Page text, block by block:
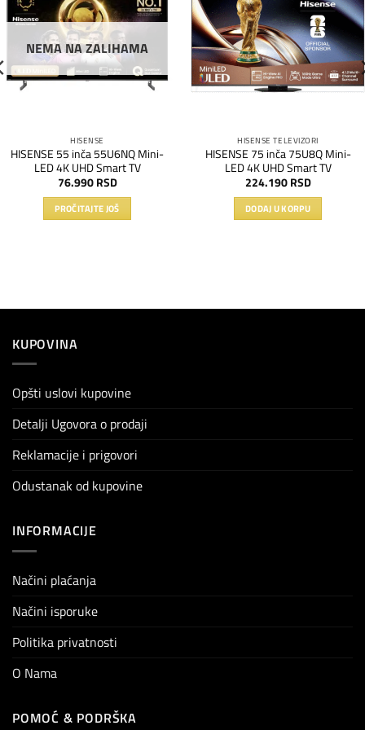
na
listu
NEMA NA ZALIHAMA
HISENSE
HISENSE 55 inča 55U6NQ Mini-
LED 4K UHD Smart TV
76.990 RSD
PROČITAJTE JOŠ
na
listu
želja
HISENSE TELEVIZORI
HISENSE 75 inča 75U8Q Mini-
LED 4K UHD Smart TV
224.190 RSD
DODAJ U KORPU
KUPOVINA
Opšti uslovi kupovine
Detalji Ugovora o prodaji
Reklamacije i prigovori
Odustanak od kupovine
INFORMACIJE
Načini plaćanja
Načini isporuke
Politika privatnosti
O Nama
POMOĆ & PODRŠKA